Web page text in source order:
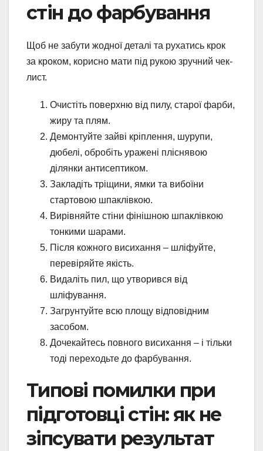
стін до фарбування
Щоб не забути жодної деталі та рухатись крок
за кроком, корисно мати під рукою зручний чек-
лист.
Очистіть поверхню від пилу, старої фарби,
жиру та плям.
Демонтуйте зайві кріплення, шурупи,
дюбелі, обробіть уражені пліснявою
ділянки антисептиком.
Закладіть тріщини, ямки та вибоїни
стартовою шпаклівкою.
Вирівняйте стіни фінішною шпаклівкою
тонкими шарами.
Після кожного висихання – шліфуйте,
перевіряйте якість.
Видаліть пил, що утворився від
шліфування.
Загрунтуйте всю площу відповідним
засобом.
Дочекайтесь повного висихання – і тільки
тоді переходьте до фарбування.
Типові помилки при
підготовці стін: як не
зіпсувати результат